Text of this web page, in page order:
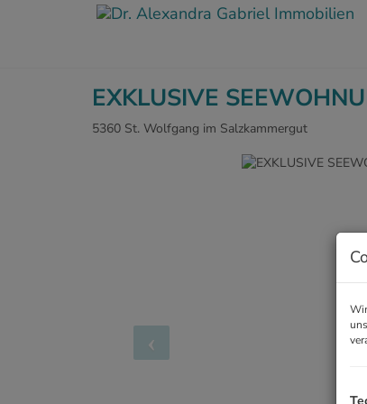
EXKLUSIVE
5360 St. Wolfgang im Salzkammergut